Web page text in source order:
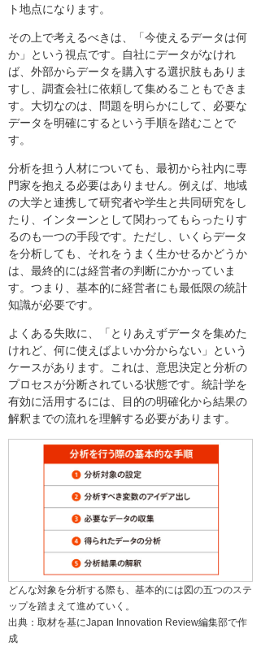
ト地点になります。
その上で考えるべきは、「今使えるデータは何
か」という視点です。自社にデータがなけれ
ば、外部からデータを購入する選択肢もありま
すし、調査会社に依頼して集めることもできま
す。大切なのは、問題を明らかにして、必要な
データを明確にするという手順を踏むことで
す。
分析を担う人材についても、最初から社内に専
門家を抱える必要はありません。例えば、地域
の大学と連携して研究者や学生と共同研究をし
たり、インターンとして関わってもらったりす
るのも一つの手段です。ただし、いくらデータ
を分析しても、それをうまく生かせるかどうか
は、最終的には経営者の判断にかかっていま
す。つまり、基本的に経営者にも最低限の統計
知識が必要です。
よくある失敗に、「とりあえずデータを集めた
けれど、何に使えばよいか分からない」という
ケースがあります。これは、意思決定と分析の
プロセスが分断されている状態です。統計学を
有効に活用するには、目的の明確化から結果の
解釈までの流れを理解する必要があります。
どんな対象を分析する際も、基本的には図の五つのステ
ップを踏まえて進めていく。
出典：取材を基にJapan Innovation Review編集部で作
成